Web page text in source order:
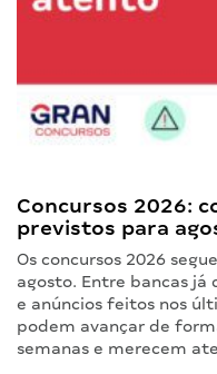
Concursos 2026:
previstos para
Os concursos 2026
agosto. Entre bancas já
e anúncios feitos nos
podem avançar de
semanas e merecem